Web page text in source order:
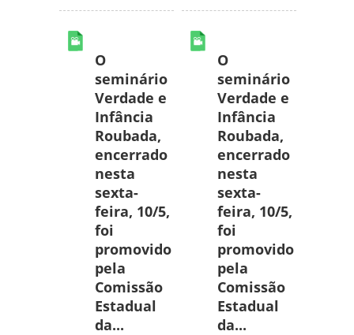
O
seminário
Verdade e
Infância
Roubada,
encerrado
nesta
sexta-
feira, 10/5,
foi
promovido
pela
Comissão
Estadual
da...
O
seminário
Verdade e
Infância
Roubada,
encerrado
nesta
sexta-
feira, 10/5,
foi
promovido
pela
Comissão
Estadual
da...